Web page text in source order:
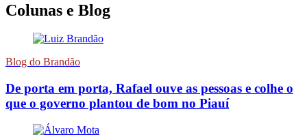
Colunas e Blog
Blog do Brandão
De porta em porta, Rafael ouve as pessoas e colhe o
que o governo plantou de bom no Piauí